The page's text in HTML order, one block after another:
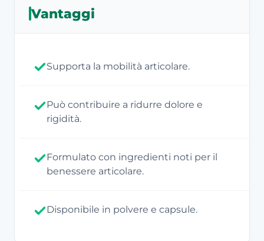
Vantaggi
Supporta la mobilità articolare.
Può contribuire a ridurre dolore e
rigidità.
Formulato con ingredienti noti per il
benessere articolare.
Disponibile in polvere e capsule.